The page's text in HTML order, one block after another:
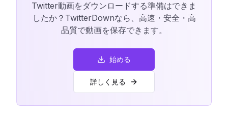
Twitter動画をダウンロードする準備はできま
したか？TwitterDownなら、高速・安全・高
品質で動画を保存できます。
始める
詳しく見る